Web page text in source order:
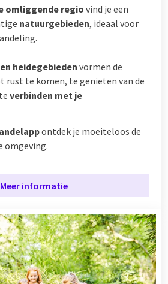
omliggende regio vind je een
natuurgebieden, ideaal voor
heidegebieden vormen de
rust te komen, te genieten van de
verbinden met je
ontdek je moeiteloos de
omgeving.
Meer informatie